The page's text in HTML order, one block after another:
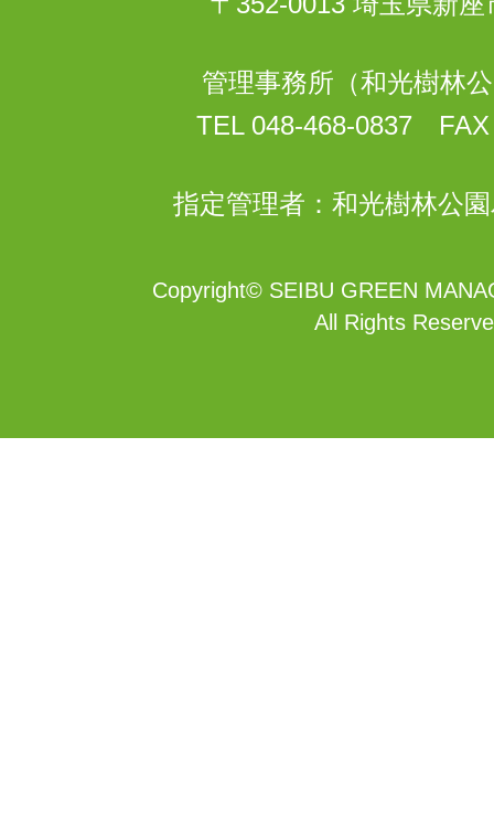
管理事務所（和光樹林
TEL 048-468-0837 FAX
指定管理者：和光樹林公
Copyright© SEIBU GREEN
All Rights